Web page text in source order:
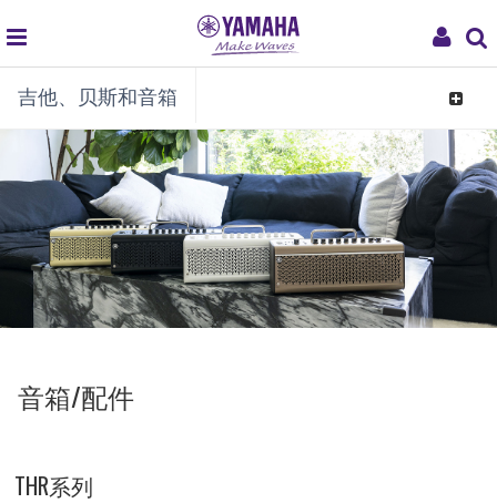
My
global
navigation
吉他、贝斯和音箱
Toggle
音箱/配件
THR系列